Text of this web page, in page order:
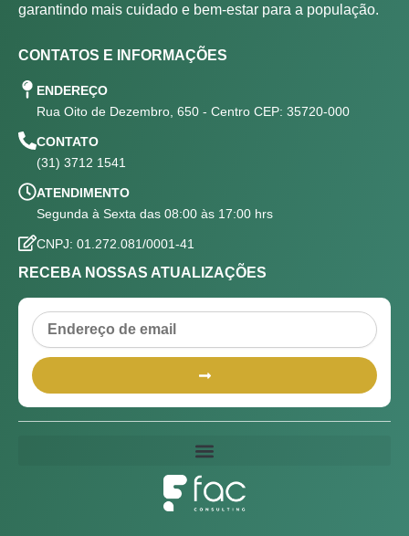
garantindo mais cuidado e bem-estar para a população.
CONTATOS E INFORMAÇÕES
ENDEREÇO
Rua Oito de Dezembro, 650 - Centro CEP: 35720-000
CONTATO
(31) 3712 1541
ATENDIMENTO
Segunda à Sexta das 08:00 às 17:00 hrs
CNPJ: 01.272.081/0001-41
RECEBA NOSSAS ATUALIZAÇÕES
Email